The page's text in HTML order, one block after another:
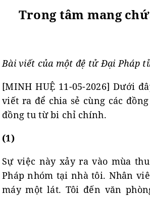
Trong tâm mang
Bài viết của một đệ tử Đại Pháp
[MINH HUỆ 11-05-2026] Dưới
viết ra để chia sẻ cùng các
đồng tu từ bi chỉ chính.
(1)
Sự việc này xảy ra vào mùa
Pháp nhóm tại nhà tôi. Nhân
máy một lát. Tôi đến văn